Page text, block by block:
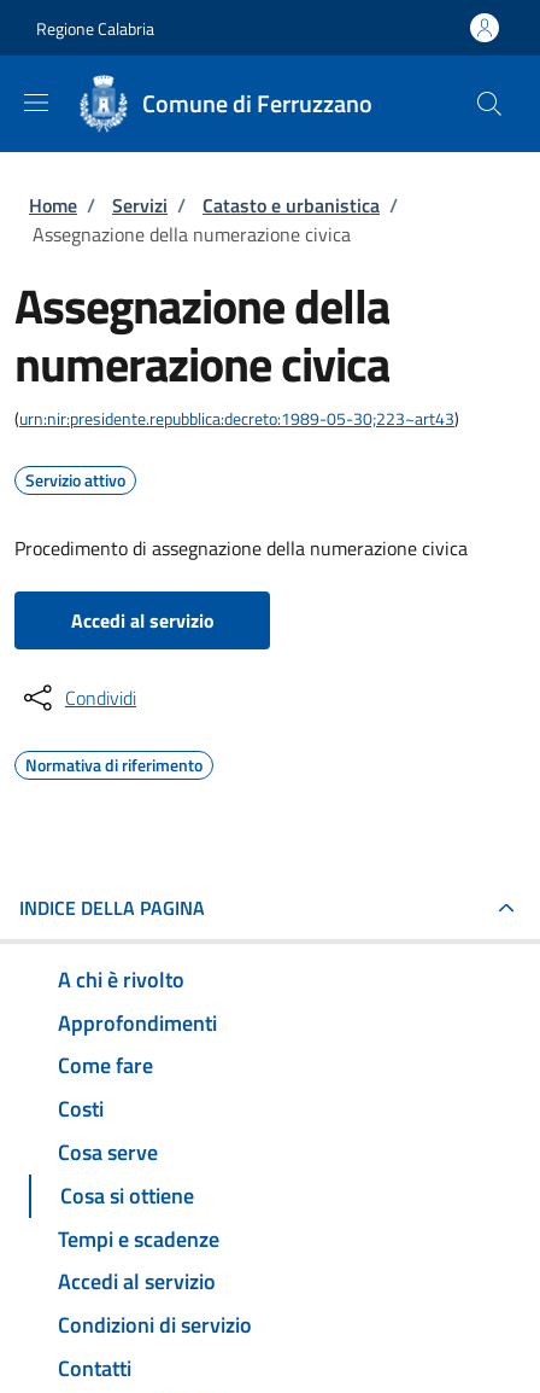
Regione Calabria
Comune di Ferruzzano
Briciole di pane
Home / Servizi / Catasto e urbanistica /
Assegnazione della numerazione civica
Assegnazione della
numerazione civica
(urn:nir:presidente.repubblica:decreto:1989-05-30;223~art43)
Servizio attivo
Procedimento di assegnazione della numerazione civica
Accedi al servizio
Condividi
Normativa di riferimento
INDICE DELLA PAGINA
A chi è rivolto
Approfondimenti
Come fare
Costi
Cosa serve
Cosa si ottiene
Tempi e scadenze
Accedi al servizio
Condizioni di servizio
Contatti